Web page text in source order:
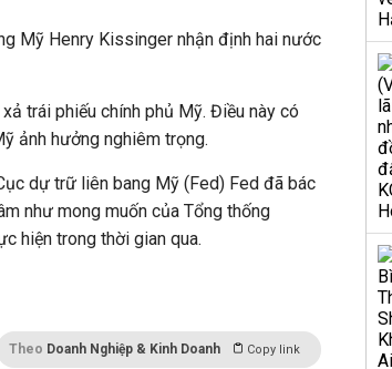
Mỹ Henry Kissinger nhận định hai nước
trái phiếu chính phủ Mỹ. Điều này có
ảnh hưởng nghiêm trọng.
dự trữ liên bang Mỹ (Fed) Fed đã bác
như mong muốn của Tổng thống
hiện trong thời gian qua.
Theo Doanh Nghiệp & Kinh Doanh Copy link